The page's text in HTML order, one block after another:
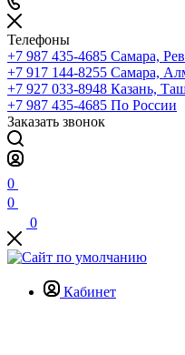
Телефоны
+7 987 435-4685 Самара,
+7 917 144-8255 Самара,
+7 927 033-8948 Казань,
+7 987 435-4685 По России
Заказать звонок
0
0
0
Кабинет